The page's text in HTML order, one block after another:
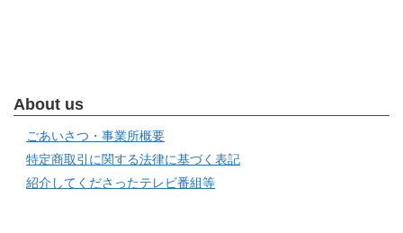
About us
ごあいさつ・事業所概要
特定商取引に関する法律に基づく表記
紹介してくださったテレビ番組等